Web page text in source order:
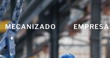
MECANIZADO EMPRESA